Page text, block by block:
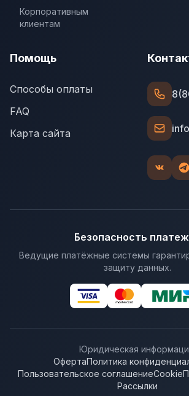
Корпоративным
клиентам
Помощь
Способы оплаты
FAQ
Карта сайта
Безопасность
Ведущие платёжные системы
защиту данных.
Юридическая
ОфертаПолитика
Пользовательское соглашениеCookie
Рассылки